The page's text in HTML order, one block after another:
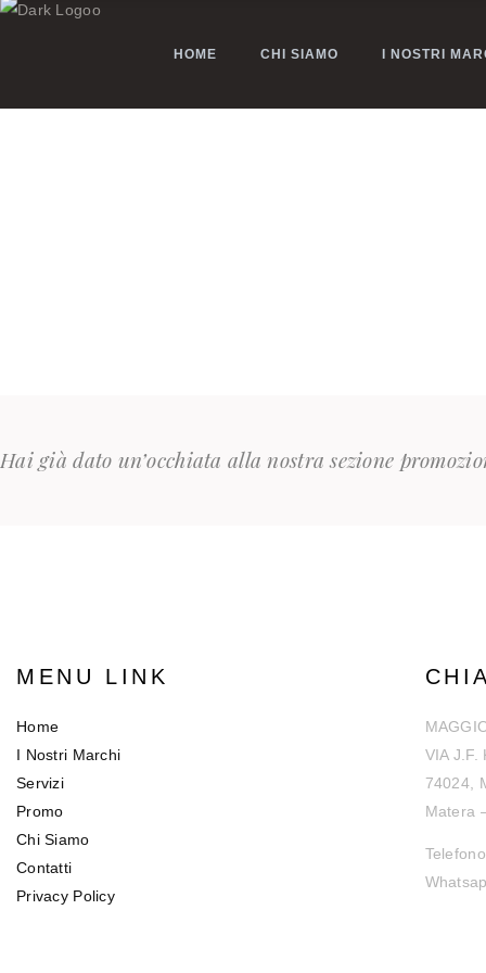
HOME CHI SIAMO I NOSTRI
Hai già dato un’occhiata alla nostra sezione
MENU LINK
Home
I Nostri Marchi
Servizi
Promo
Chi Siamo
Contatti
Privacy Policy
VIA J.F.
74024,
Matera